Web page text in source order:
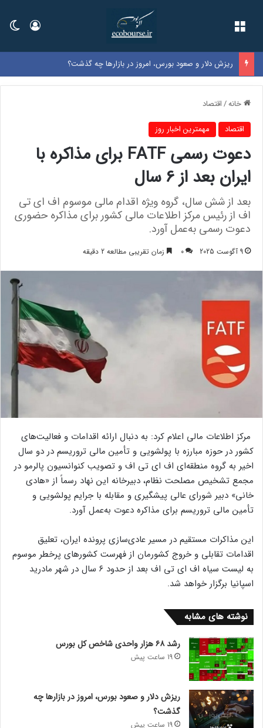
ورود
ریزش دلار و صعود بورس، امروز در بازارها چه گذشت؟
خانه/اقتصاد
اقتصاد مهمترین اخبار روز
دعوت رسمی FATF برای مذاکره با
ایران بعد از 6 سال
بعد از شش سال، گروه ویژه اقدام مالی موسوم اف ای تی
اف از رئیس مرکز اطلاعات مالی کشور برای مذاکره حضوری
دعوت رسمی به‌عمل آورد.
9 آگوست 2025 0 زمان تقریبی مطالعه 2 دقیقه
مرکز اطلاعات مالی اعلام کرد: به دنبال ارائه اقدامات و فعالیت‌های
کشور در حوزه مبارزه با پولشویی و تأمین مالی تروریسم در دو سال
اخیر به گروه منطقه‌ای اف ای تی اف و تصویب کنوانسیون پالرمو در
مجمع تشخیص مصلحت نظام، دبیرخانه این نهاد رسماً از «هادی
خانی» دبیر شورای عالی پیشگیری و مقابله با جرایم پولشویی و
تأمین مالی تروریسم برای مذاکره دعوت به‌عمل آورد.
این مذاکرات مستقیم در مسیر عادی‌سازی پرونده ایران، تعلیق
اقدامات تقابلی و خروج کشورمان از فهرست کشورهای پرخطر موسوم
به لیست سیاه اف ای تی اف بعد از حدود ۶ سال در شهر مادرید
اسپانیا برگزار خواهد شد.
نوشته های مشابه
رشد ۶۸ هزار واحدی شاخص کل بورس
19 ساعت پیش
ریزش دلار و صعود بورس، امروز در بازارها چه
گذشت؟
19 ساعت پیش